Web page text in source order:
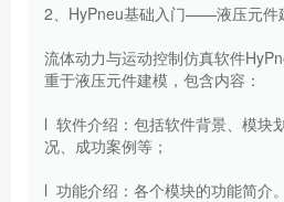
2、HyPneu基础入门——液压元件
流体动力与运动控制仿真软件
重于液压元件建模，包含内容：
l 软件介绍：包括软件背景、模块
况、成功案例等；
l 功能介绍：各个模块的功能简介。